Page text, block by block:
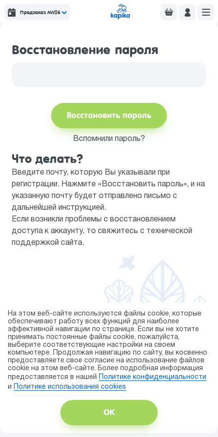
Предзаказ AW26
На этом веб-сайте используются файлы cookie, которые
обеспечивают работу всех функций для наиболее
эффективной навигации по странице. Если вы не хотите
принимать постоянные файлы cookie, пожалуйста,
выберите соответствующие настройки на своем
компьютере. Продолжая навигацию по сайту, вы косвенно
предоставляете свое согласие на использование файлов
cookie на этом веб-сайте. Более подробная информация
предоставляется в нашей
Политике конфиденциальности
и
Политике использования сookies
ОК
Восстановление пароля
Восстановить пароль
Вспомнили пароль?
Что делать?
Введите почту, которую Вы указывали при
регистрации. Нажмите «Восстановить пароль», и на
указанную почту будет отправлено письмо с
дальнейшей инструкцией.
Если возникли проблемы с восстановлением
доступа к аккаунту, то свяжитесь с технической
поддержкой сайта.
© 2026 торговая марка «KAPIKA»
Правила использования cookie
Публичная оферта
Карта сайта